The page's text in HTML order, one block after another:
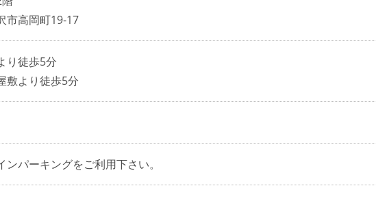
市高岡町19‐17
り徒歩5分
敷より徒歩5分
ンパーキングをご利用下さい。